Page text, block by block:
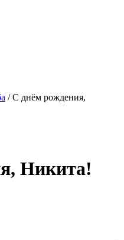
/С днём рождения,
Никита!